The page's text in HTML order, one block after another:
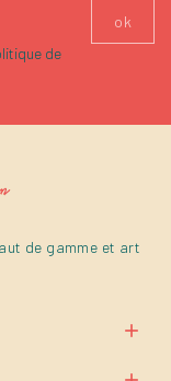
de
de gamme et art
